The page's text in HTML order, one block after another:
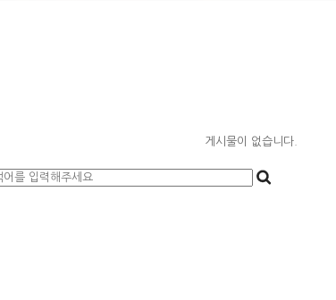
게시물이 없습니다.